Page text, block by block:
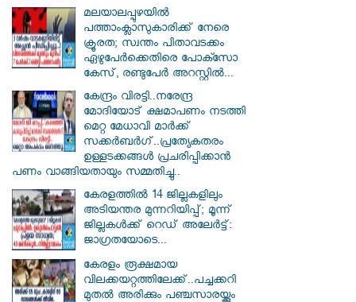
മലയാലപ്പുഴയിൽ
പത്താംക്ലാസുകാരിക്ക് നേരെ
ക്രൂരത; സ്വന്തം പിതാവടക്കം
ഏഴുപേർക്കെതിരെ പോക്സോ
കേസ്, രണ്ടുപേർ അറസ്റ്റിൽ...
കേന്ദ്രം വിരട്ടി..നരേന്ദ്ര
മോദിയോട് ക്ഷമാപണം നടത്തി
മെറ്റ മേധാവി മാർക്ക്
സക്കർബർ​ഗ്..പ്രത്യേകതരം
ഉള്ളടക്കങ്ങൾ പ്രചരിപ്പിക്കാൻ
പണം വാങ്ങിയതായും സമ്മതിച്ചു..
കേരളത്തിൽ 14 ജില്ലകളിലും
അടിയന്തര മുന്നറിയിപ്പ്; മൂന്ന്
ജില്ലകൾക്ക് റെഡ് അലേർട്ട്:
ജാഗ്രതയോടെ...
കേരളം രൂക്ഷമായ
വിലക്കയറ്റത്തിലേക്ക്..പച്ചക്കറി
മുതൽ അരിക്കും പഞ്ചസാരയ്ക്കും